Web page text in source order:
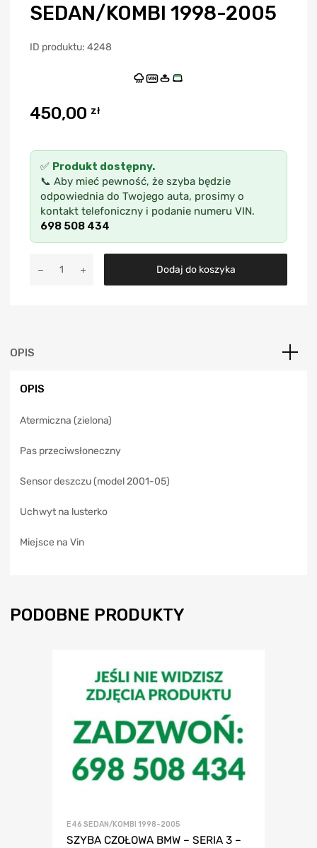
SEDAN/KOMBI 1998-2005
ID produktu: 4248
VIN
450,00 zł
✅ Produkt dostępny.
📞 Aby mieć pewność, że szyba będzie
odpowiednia do Twojego auta, prosimy o
kontakt telefoniczny i podanie numeru VIN.
698 508 434
Dodaj do koszyka
a
OPIS
OPIS
Atermiczna (zielona)
Pas przeciwsłoneczny
Sensor deszczu (model 2001-05)
Uchwyt na lusterko
Miejsce na Vin
PODOBNE PRODUKTY
E46 SEDAN/KOMBI 1998-2005
SZYBA CZOŁOWA BMW – SERIA 3 –